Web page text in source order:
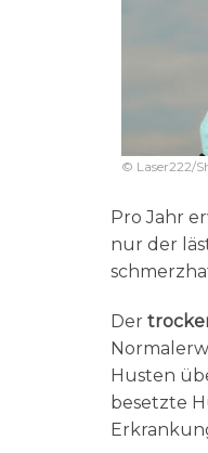
© Laser222/
Pro Jahr
nur der
Der
Husten
besetzte